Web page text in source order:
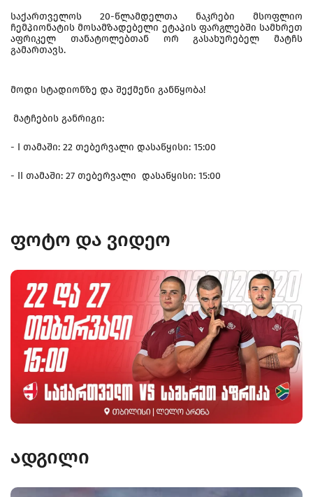
საქართველოს 20-წლამდელთა ნაკრები მსოფლიო
ჩემპიონატის მოსამზადებელი ეტაპის ფარგლებში სამხრეთ
აფრიკელ თანატოლებთან ორ გასახურებელ მატჩს
გამართავს.
მოდი სტადიონზე და შექმენი განწყობა!
მატჩების განრიგი:
- I თამაში: 22 თებერვალი დასაწყისი: 15:00
- II თამაში: 27 თებერვალი დასაწყისი: 15:00
ფოტო და ვიდეო
ადგილი